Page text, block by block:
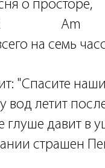
о просторе,
Am
на семь
"Спасите
вод летит
глуше давит в
страшен